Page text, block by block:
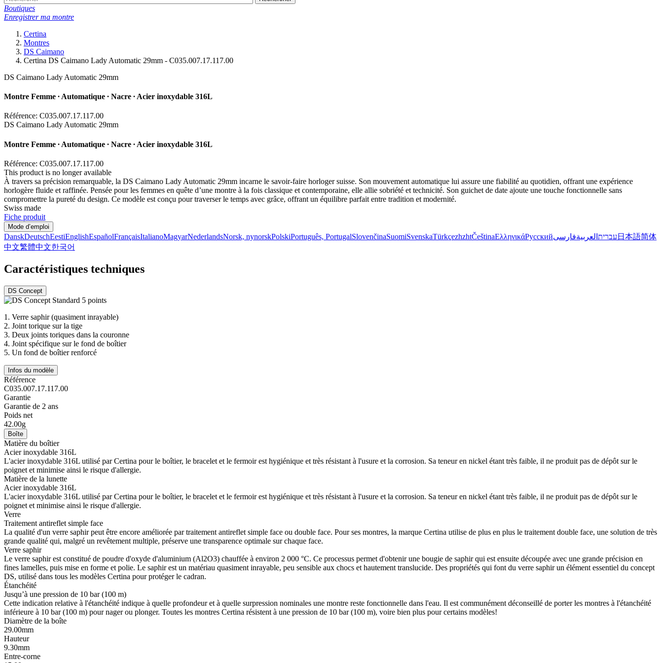
Boutiques
Enregistrer ma montre
Certina
Montres
DS Caimano
Certina DS Caimano Lady Automatic 29mm - C035.007.17.117.00
DS Caimano Lady Automatic 29mm
Montre Femme ∙ Automatique ∙ Nacre ∙ Acier inoxydable 316L
Référence: C035.007.17.117.00
DS Caimano Lady Automatic 29mm
Montre Femme ∙ Automatique ∙ Nacre ∙ Acier inoxydable 316L
Référence: C035.007.17.117.00
This product is no longer available
À travers sa précision remarquable, la DS Caimano Lady Automatic 29mm incarne le savoir-faire horloger suisse. Son mouvement automatique lui assure une fiabilité au quotidien, offrant une expérience
horlogère fluide et raffinée. Pensée pour les femmes en quête d’une montre à la fois classique et contemporaine, elle allie sobriété et technicité. Son guichet de date ajoute une touche fonctionnelle sans
compromettre la pureté du design. Ce modèle est conçu pour traverser le temps avec grâce, offrant un équilibre parfait entre tradition et modernité.
Swiss made
Fiche produit
Mode d’emploi
DanskDeutschEestiEnglishEspañolFrançaisItalianoMagyarNederlandsNorsk, nynorskPolskiPortuguês, PortugalSlovenčinaSuomiSvenskaTürkçezhzhtČeštinaΕλληνικάРусский עברית العربيةفارسی 日本語简体
中文繁體中文한국어
Caractéristiques techniques
DS Concept
1. Verre saphir (quasiment inrayable)
2. Joint torique sur la tige
3. Deux joints toriques dans la couronne
4. Joint spécifique sur le fond de boîtier
5. Un fond de boîtier renforcé
Infos du modèle
Référence
C035.007.17.117.00
Garantie
Garantie de 2 ans
Poids net
42.00g
Boîte
Matière du boîtier
Acier inoxydable 316L
L'acier inoxydable 316L utilisé par Certina pour le boîtier, le bracelet et le fermoir est hygiénique et très résistant à l'usure et la corrosion. Sa teneur en nickel étant très faible, il ne produit pas de dépôt sur le
poignet et minimise ainsi le risque d'allergie.
Matière de la lunette
Acier inoxydable 316L
L'acier inoxydable 316L utilisé par Certina pour le boîtier, le bracelet et le fermoir est hygiénique et très résistant à l'usure et la corrosion. Sa teneur en nickel étant très faible, il ne produit pas de dépôt sur le
poignet et minimise ainsi le risque d'allergie.
Verre
Traitement antireflet simple face
La qualité d'un verre saphir peut être encore améliorée par traitement antireflet simple face ou double face. Pour ses montres, la marque Certina utilise de plus en plus le traitement double face, une solution de très
grande qualité qui, malgré un revêtement multiple, préserve une transparence optimale sur chaque face.
Verre saphir
Le verre saphir est constitué de poudre d'oxyde d'aluminium (Al2O3) chauffée à environ 2 000 °C. Ce processus permet d'obtenir une bougie de saphir qui est ensuite découpée avec une grande précision en
fines lamelles, puis mise en forme et polie. Le saphir est un matériau quasiment inrayable, peu sensible aux chocs et hautement translucide. Des propriétés qui font du verre saphir un élément essentiel du concept
DS, utilisé dans tous les modèles Certina pour protéger le cadran.
Étanchéité
Jusqu’à une pression de 10 bar (100 m)
Cette indication relative à l'étanchéité indique à quelle profondeur et à quelle surpression nominales une montre reste fonctionnelle dans l'eau. Il est communément déconseillé de porter les montres à l'étanchéité
inférieure à 10 bar (100 m) pour nager ou plonger. Toutes les montres Certina résistent à une pression de 10 bar (100 m), voire bien plus pour certains modèles!
Diamètre de la boîte
29.00mm
Hauteur
9.30mm
Entre-corne